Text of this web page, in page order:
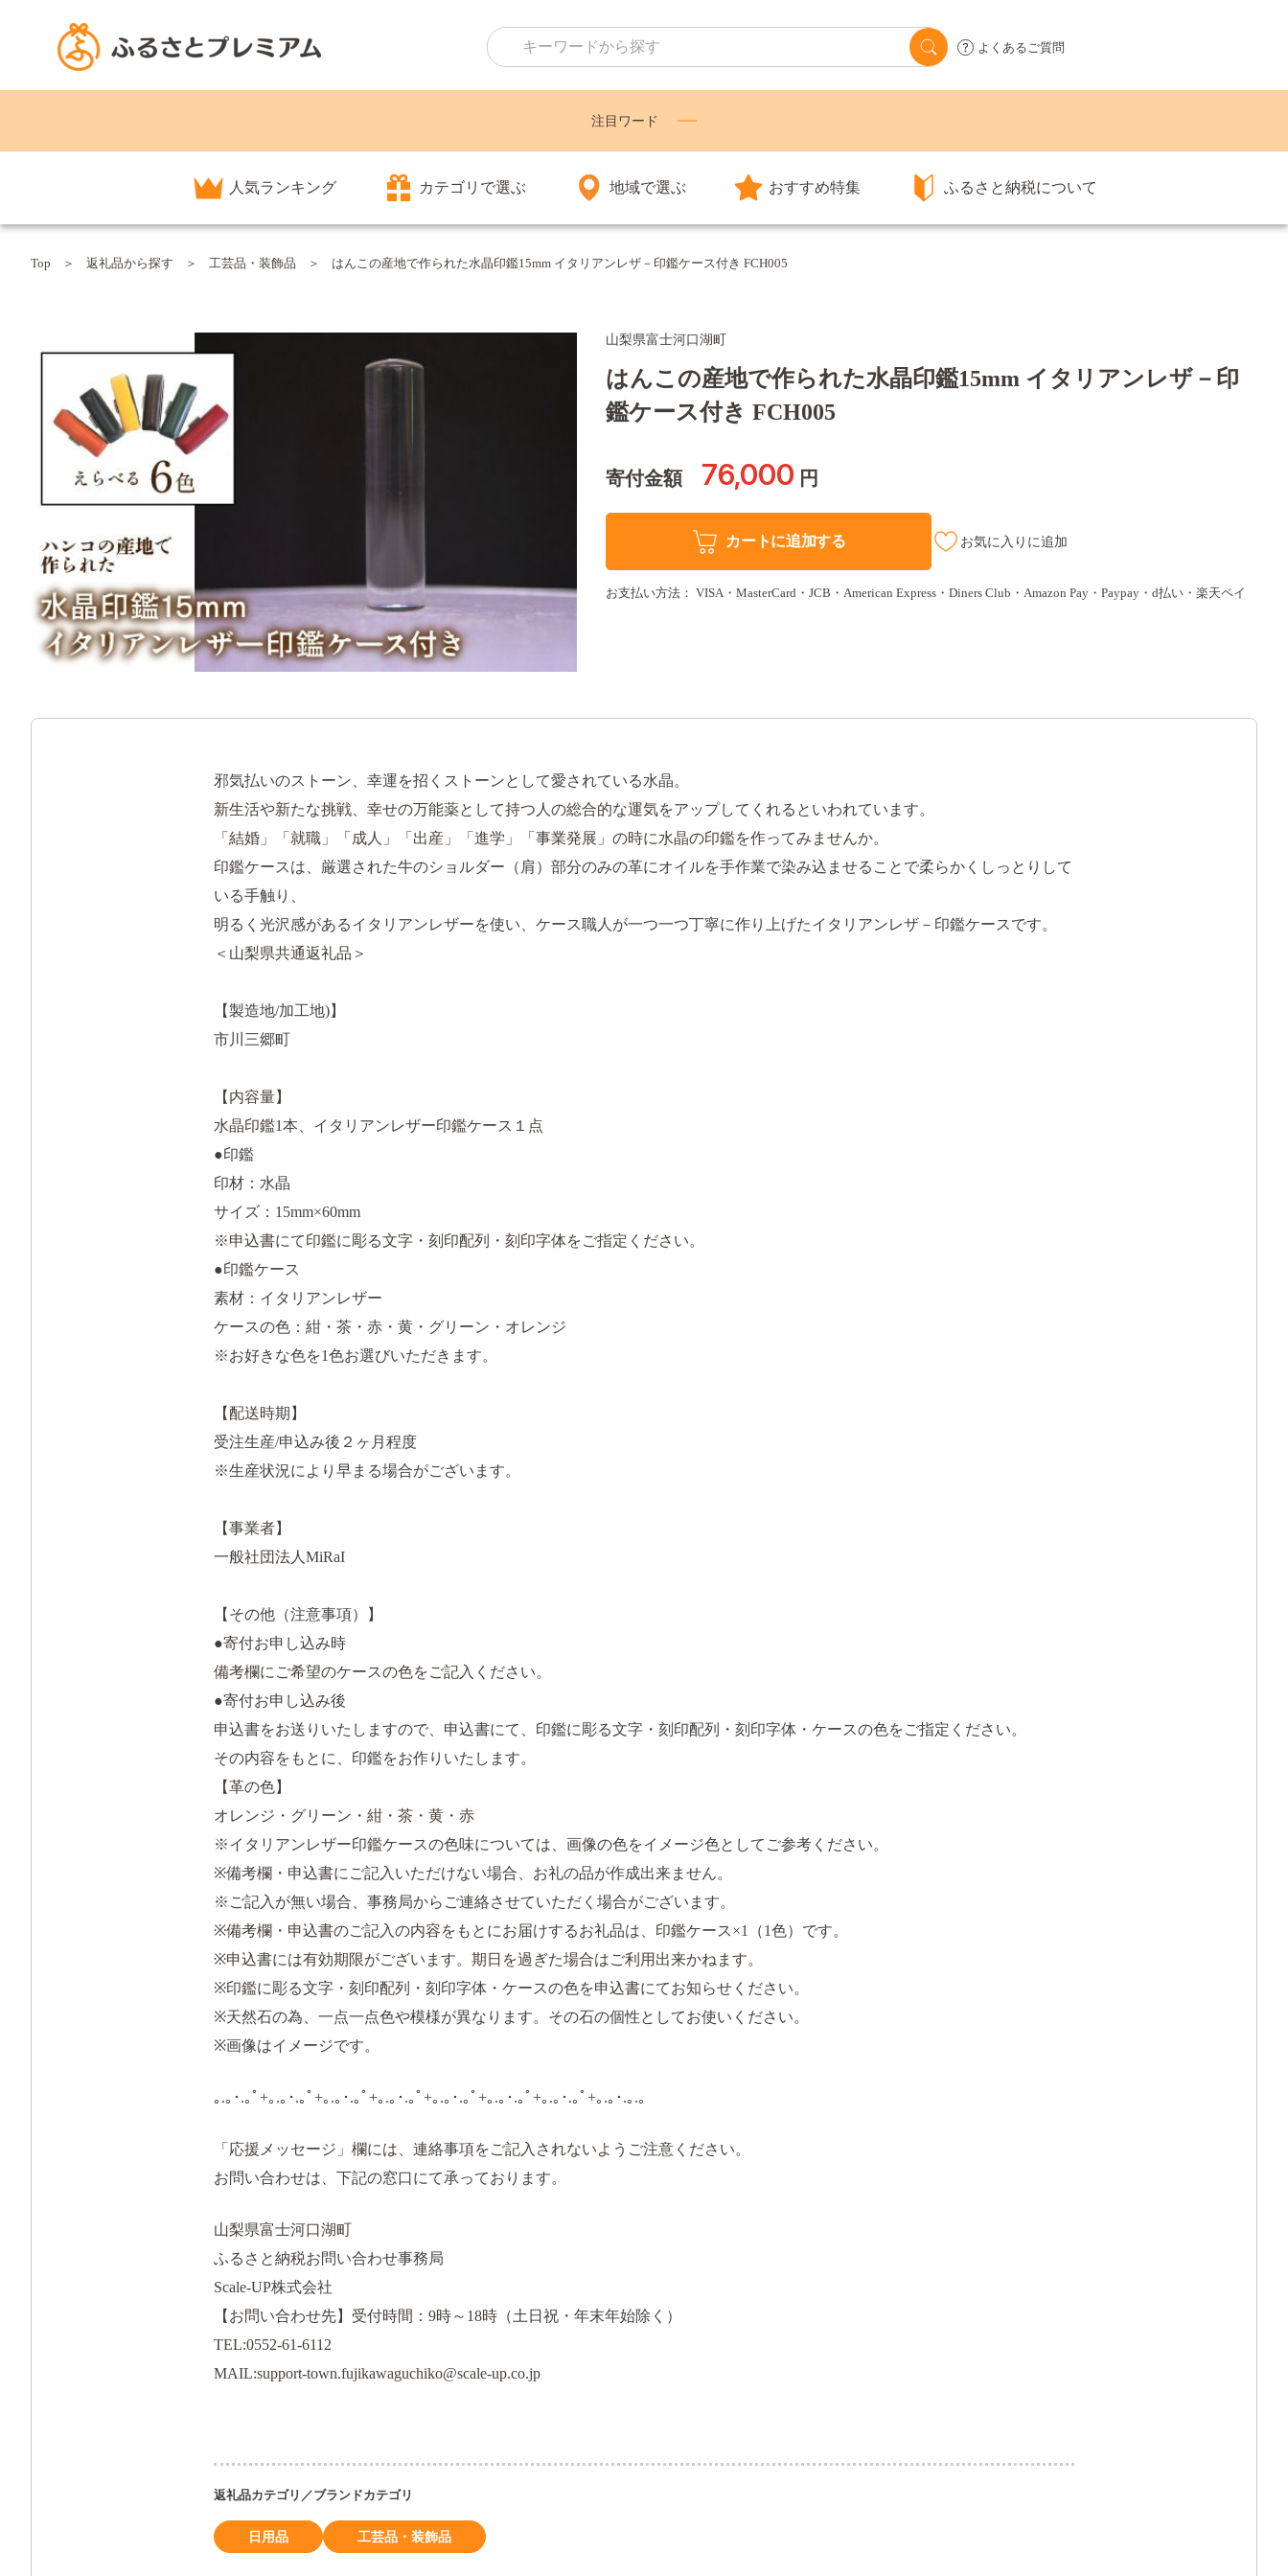
よくあるご質問
注目ワード
人気ランキング カテゴリで選ぶ 地域で選ぶ おすすめ特集 ふるさと納税について
Top 返礼品から探す 工芸品・装飾品 はんこの産地で作られた水晶印鑑15mm イタリアンレザ－印鑑ケース付き FCH005
山梨県富士河口湖町
はんこの産地で作られた水晶印鑑15mm イタリアンレザ－印
鑑ケース付き FCH005
寄付金額 76,000 円
カートに追加する お気に入りに追加
お支払い方法： VISA・MasterCard・JCB・American Express・Diners Club・Amazon Pay・Paypay・d払い・楽天ペイ
邪気払いのストーン、幸運を招くストーンとして愛されている水晶。
新生活や新たな挑戦、幸せの万能薬として持つ人の総合的な運気をアップしてくれるといわれています。
「結婚」「就職」「成人」「出産」「進学」「事業発展」の時に水晶の印鑑を作ってみませんか。
印鑑ケースは、厳選された牛のショルダー（肩）部分のみの革にオイルを手作業で染み込ませることで柔らかくしっとりして
いる手触り、
明るく光沢感があるイタリアンレザーを使い、ケース職人が一つ一つ丁寧に作り上げたイタリアンレザ－印鑑ケースです。
＜山梨県共通返礼品＞
【製造地/加工地)】
市川三郷町
【内容量】
水晶印鑑1本、イタリアンレザー印鑑ケース１点
●印鑑
印材：水晶
サイズ：15mm×60mm
※申込書にて印鑑に彫る文字・刻印配列・刻印字体をご指定ください。
●印鑑ケース
素材：イタリアンレザー
ケースの色：紺・茶・赤・黄・グリーン・オレンジ
※お好きな色を1色お選びいただきます。
【配送時期】
受注生産/申込み後２ヶ月程度
※生産状況により早まる場合がございます。
【事業者】
一般社団法人MiRaI
【その他（注意事項）】
●寄付お申し込み時
備考欄にご希望のケースの色をご記入ください。
●寄付お申し込み後
申込書をお送りいたしますので、申込書にて、印鑑に彫る文字・刻印配列・刻印字体・ケースの色をご指定ください。
その内容をもとに、印鑑をお作りいたします。
【革の色】
オレンジ・グリーン・紺・茶・黄・赤
※イタリアンレザー印鑑ケースの色味については、画像の色をイメージ色としてご参考ください。
※備考欄・申込書にご記入いただけない場合、お礼の品が作成出来ません。
※ご記入が無い場合、事務局からご連絡させていただく場合がございます。
※備考欄・申込書のご記入の内容をもとにお届けするお礼品は、印鑑ケース×1（1色）です。
※申込書には有効期限がございます。期日を過ぎた場合はご利用出来かねます。
※印鑑に彫る文字・刻印配列・刻印字体・ケースの色を申込書にてお知らせください。
※天然石の為、一点一点色や模様が異なります。その石の個性としてお使いください。
※画像はイメージです。
｡.｡･.｡ﾟ+｡.｡･.｡ﾟ+｡.｡･.｡ﾟ+｡.｡･.｡ﾟ+｡.｡･.｡ﾟ+｡.｡･.｡ﾟ+｡.｡･.｡ﾟ+｡.｡･.｡.｡
「応援メッセージ」欄には、連絡事項をご記入されないようご注意ください。
お問い合わせは、下記の窓口にて承っております。
山梨県富士河口湖町
ふるさと納税お問い合わせ事務局
Scale-UP株式会社
【お問い合わせ先】受付時間：9時～18時（土日祝・年末年始除く）
TEL:0552-61-6112
MAIL:support-town.fujikawaguchiko@scale-up.co.jp
返礼品カテゴリ／ブランドカテゴリ
日用品 工芸品・装飾品